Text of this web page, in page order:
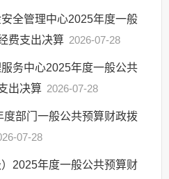
全管理中心2025年度一般
费支出决算 2026-07-28
务中心2025年度一般公共
出决算 2026-07-28
部门一般公共预算财政拨
07-28
2025年度一般公共预算财